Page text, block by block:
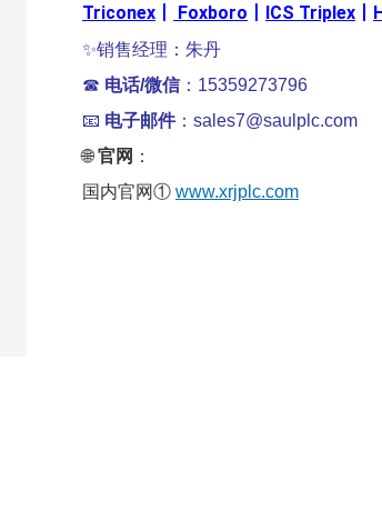
Triconex
Foxboro ICS Triplex
✨销售经理：朱丹
☎ 电话/微信：15359273796
📧 电子邮件：sales7@saulplc.com
🌐官网 ：
国内官网① www.xrjplc.com